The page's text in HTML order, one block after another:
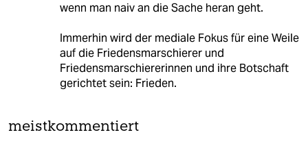
wenn man naiv an die Sache heran geht.
Immerhin wird der mediale Fokus für eine Weile
auf die Friedensmarschierer und
Friedensmarschiererinnen und ihre Botschaft
gerichtet sein: Frieden.
meistkommentiert